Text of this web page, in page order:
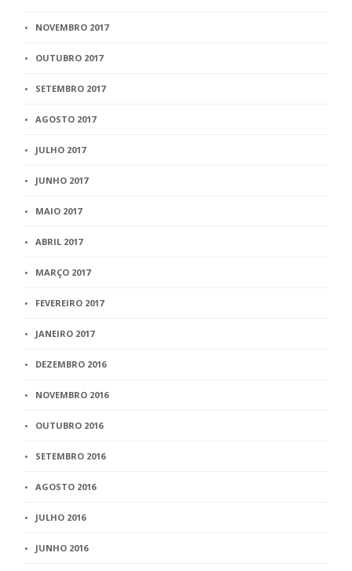
NOVEMBRO 2017
OUTUBRO 2017
SETEMBRO 2017
AGOSTO 2017
JULHO 2017
JUNHO 2017
MAIO 2017
ABRIL 2017
MARÇO 2017
FEVEREIRO 2017
JANEIRO 2017
DEZEMBRO 2016
NOVEMBRO 2016
OUTUBRO 2016
SETEMBRO 2016
AGOSTO 2016
JULHO 2016
JUNHO 2016